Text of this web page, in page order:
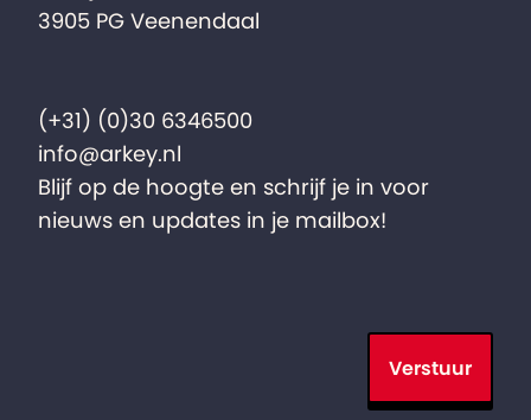
3905 PG Veenendaal
(+31) (0)30 6346500
info@arkey.nl
Blijf op de hoogte en schrijf je in voor
nieuws en updates in je mailbox!
Verstuur